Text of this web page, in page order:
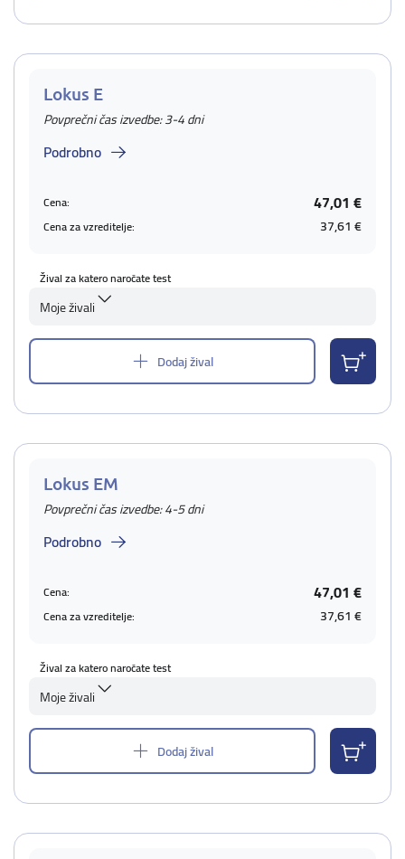
Lokus E
Povprečni čas izvedbe: 3-4 dni
Podrobno
Cena: 47,01 €
Cena za vzreditelje: 37,61 €
Žival za katero naročate test
Moje živali
Dodaj žival
Lokus EM
Povprečni čas izvedbe: 4-5 dni
Podrobno
Cena: 47,01 €
Cena za vzreditelje: 37,61 €
Žival za katero naročate test
Moje živali
Dodaj žival